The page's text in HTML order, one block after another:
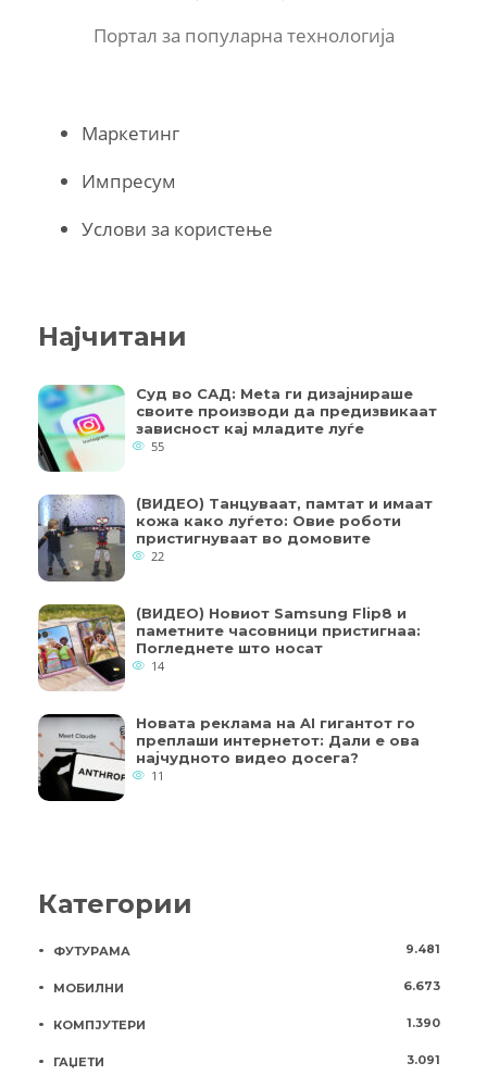
Портал за популарна технологија
Маркетинг
Импресум
Услови за користење
Најчитани
Суд во САД: Meta ги дизајнираше
своите производи да предизвикаат
зависност кај младите луѓе
55
(ВИДЕО) Танцуваат, памтат и имаат
кожа како луѓето: Овие роботи
пристигнуваат во домовите
22
(ВИДЕО) Новиот Samsung Flip8 и
паметните часовници пристигнаа:
Погледнете што носат
14
Новата реклама на AI гигантот го
преплаши интернетот: Дали е ова
најчудното видео досега?
11
Категории
ФУТУРАМА 9.481
МОБИЛНИ 6.673
КОМПЈУТЕРИ 1.390
ГАЏЕТИ 3.091